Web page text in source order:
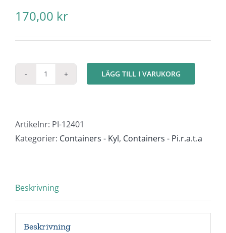
170,00 kr
Kylcontainer
mängd
LÄGG TILL I VARUKORG
Artikelnr: PI-12401
Kategorier: Containers - Kyl, Containers - Pi.r.a.t.a
Beskrivning
Beskrivning